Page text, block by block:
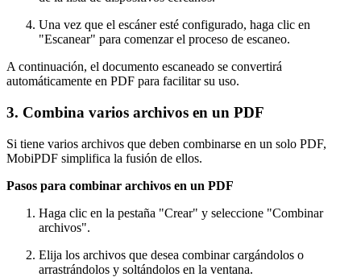
Una vez que el escáner esté configurado, haga clic en
"Escanear" para comenzar el proceso de escaneo.
A continuación, el documento escaneado se convertirá
automáticamente en PDF para facilitar su uso.
3. Combina varios archivos en un PDF
Si tiene varios archivos que deben combinarse en un solo PDF,
MobiPDF simplifica la fusión de ellos.
Pasos para combinar archivos en un PDF
Haga clic en la pestaña "Crear" y seleccione "Combinar
archivos".
Elija los archivos que desea combinar cargándolos o
arrastrándolos y soltándolos en la ventana.